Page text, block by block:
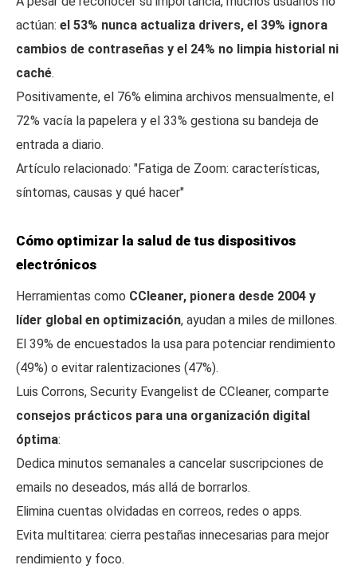
actúan: el 53% nunca actualiza drivers, el 39% ignora
cambios de contraseñas y el 24% no limpia historial ni
caché.
Positivamente, el 76% elimina archivos mensualmente, el
72% vacía la papelera y el 33% gestiona su bandeja de
entrada a diario.
Artículo relacionado: "Fatiga de Zoom: características,
síntomas, causas y qué hacer"
Cómo optimizar la salud de tus dispositivos
electrónicos
Herramientas como CCleaner, pionera desde 2004 y
líder global en optimización, ayudan a miles de millones.
El 39% de encuestados la usa para potenciar rendimiento
(49%) o evitar ralentizaciones (47%).
Luis Corrons, Security Evangelist de CCleaner, comparte
consejos prácticos para una organización digital
óptima:
Dedica minutos semanales a cancelar suscripciones de
emails no deseados, más allá de borrarlos.
Elimina cuentas olvidadas en correos, redes o apps.
Evita multitarea: cierra pestañas innecesarias para mejor
rendimiento y foco.